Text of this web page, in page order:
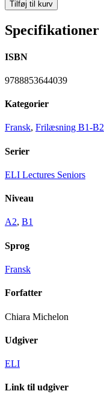
Tilføj til kurv
Specifikationer
ISBN
9788853644039
Kategorier
Fransk, Frilæsning B1-B2
Serier
ELI Lectures Seniors
Niveau
A2, B1
Sprog
Fransk
Forfatter
Chiara Michelon
Udgiver
ELI
Link til udgiver